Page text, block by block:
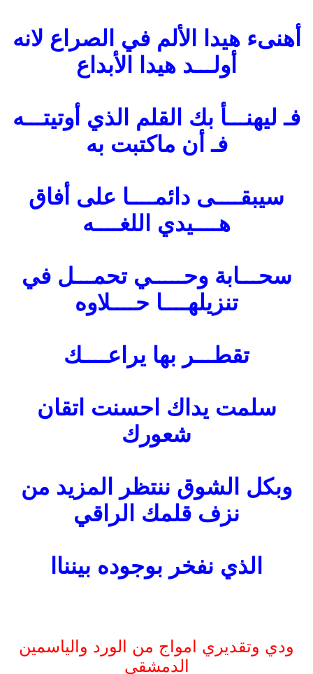
أهنىء هيدا الألم في الصراع لانه
أولـــد هيدا الأبداع
فـ ليهنـــأ بك القلم الذي أوتيتـــه
فـ أن ماكتبت به
سيبقــــى دائمــــا على أفاق
هــــيدي اللغــــه
سحـــابة وحـــــي تحمـــل في
تنزيلهــــا حــــلاوه
تقطـــر بها يراعــــك
سلمت يداك احسنت اتقان
شعورك
وبكل الشوق ننتظر المزيد من
نزف قلمك الراقي
الذي نفخر بوجوده بينناا
ودي وتقديري امواج من الورد والياسمين
الدمشقي